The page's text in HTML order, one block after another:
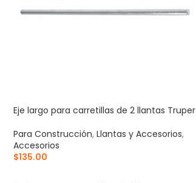
Eje largo para carretillas de 2 llantas Truper
Para Construcción, Llantas y Accesorios,
Accesorios
$135.00